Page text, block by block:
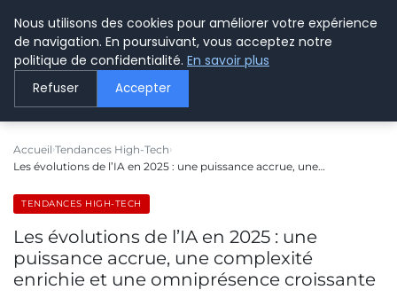
LE WEBMARKETING
Accueil Tendances High-Tech
Les évolutions de l’IA en 2025 : une puissance accrue, une…
TENDANCES HIGH-TECH
Les évolutions de l’IA en 2025 : une
puissance accrue, une complexité
enrichie et une omniprésence croissante
Nous utilisons des cookies pour améliorer votre expérience
de navigation. En poursuivant, vous acceptez notre
politique de confidentialité. En savoir plus
Refuser Accepter